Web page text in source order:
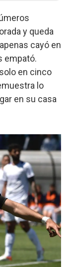
y queda
cayó en
empató.
en cinco
lo
en su casa